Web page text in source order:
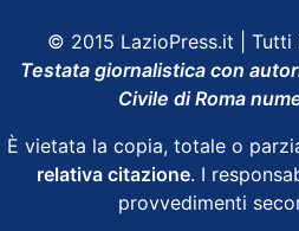
© 2015 LazioPress.it | Tutti
Testata giornalistica con
Civile di Roma
È vietata la copia, totale o
relativa citazione. I
provvedimenti